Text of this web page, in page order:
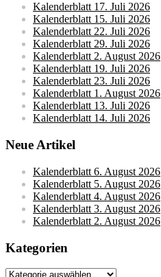
Kalenderblatt 17. Juli 2026
Kalenderblatt 15. Juli 2026
Kalenderblatt 22. Juli 2026
Kalenderblatt 29. Juli 2026
Kalenderblatt 2. August 2026
Kalenderblatt 19. Juli 2026
Kalenderblatt 23. Juli 2026
Kalenderblatt 1. August 2026
Kalenderblatt 13. Juli 2026
Kalenderblatt 14. Juli 2026
Neue Artikel
Kalenderblatt 6. August 2026
Kalenderblatt 5. August 2026
Kalenderblatt 4. August 2026
Kalenderblatt 3. August 2026
Kalenderblatt 2. August 2026
Kategorien
Kategorien